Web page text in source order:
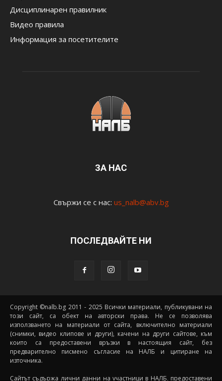
Дисциплинарен правилник
Видео правила
Информация за посетителите
ЗА НАС
Свържи се с нас: us_nalb@abv.bg
ПОСЛЕДВАЙТЕ НИ
Copyright ©nalb.bg 2011 - 2025 Всички материали, публикувани на
този сайт, са обект на авторски права. Не се позволява
използването на материали от сайта, включително материали
(снимки, видео клипове и други), качени на други сайтове, към
които са предоставени връзки в настоящия сайт, без
предварително писмено съгласие на НАЛБ и цитиране на
източника.
Сайтът съдържа лични данни на участници в НАЛБ, предоставени